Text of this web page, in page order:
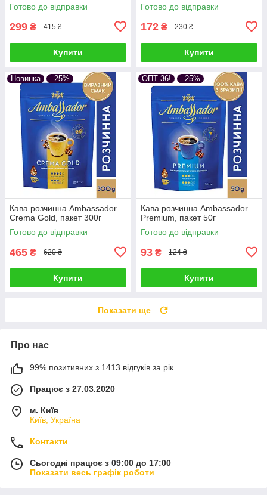
Готово до відправки
299 ₴ 415 ₴
Купити
Готово до відправки
172 ₴ 230 ₴
Купити
Новинка –25%
Кава розчинна Ambassador
Crema Gold, пакет 300г
Готово до відправки
465 ₴ 620 ₴
Купити
ОПТ 36! –25%
Кава розчинна Ambassador
Premium, пакет 50г
Готово до відправки
93 ₴ 124 ₴
Купити
Показати ще
Про нас
99% позитивних з 1413 відгуків за рік
Працює з 27.03.2020
м. Київ
Київ, Україна
Контакти
Сьогодні працює з 09:00 до 17:00
Показати весь графік роботи